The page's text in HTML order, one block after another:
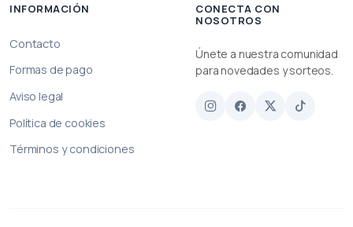
INFORMACIÓN
Contacto
Formas de pago
Aviso legal
Política de cookies
Términos y condiciones
CONECTA CON
NOSOTROS
Únete a nuestra comunidad
para novedades y sorteos.